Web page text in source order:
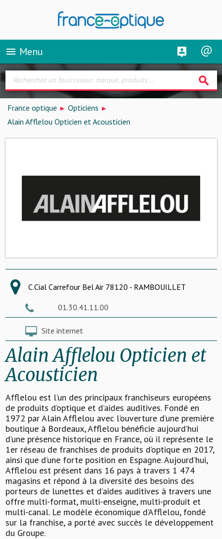
menu Menu
search
France optique
Opticiens
Alain Afflelou Opticien et Acousticien
C.Cial Carrefour Bel Air 78120 - RAMBOUILLET
01.30.41.11.00
Site internet
Alain Afflelou Opticien et
Acousticien
Afflelou est l’un des principaux franchiseurs européens
de produits d’optique et d’aides auditives. Fondé en
1972 par Alain Afflelou avec l’ouverture d’une première
boutique à Bordeaux, Afflelou bénéficie aujourd’hui
d’une présence historique en France, où il représente le
1er réseau de franchises de produits d’optique en 2017,
ainsi que d’une forte position en Espagne. Aujourd’hui,
Afflelou est présent dans 16 pays à travers 1 474
magasins et répond à la diversité des besoins des
porteurs de lunettes et d’aides auditives à travers une
offre multi-format, multi-enseigne, multi-produit et
multi-canal. Le modèle économique d’Afflelou, fondé
sur la franchise, a porté avec succès le développement
du Groupe.